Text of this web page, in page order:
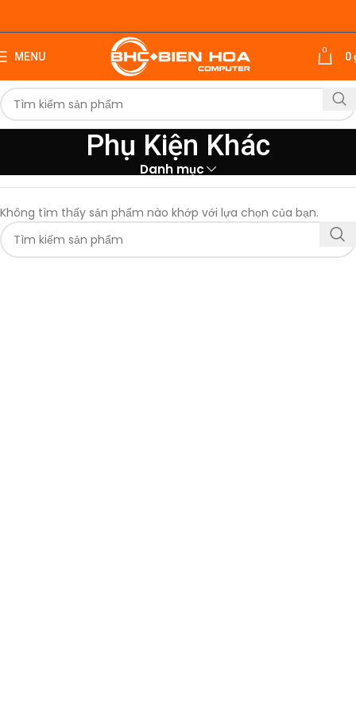
MENU 0 0
Phụ Kiện Khác
Danh mục
Không tìm thấy sản phẩm nào khớp với lựa chọn của bạn.